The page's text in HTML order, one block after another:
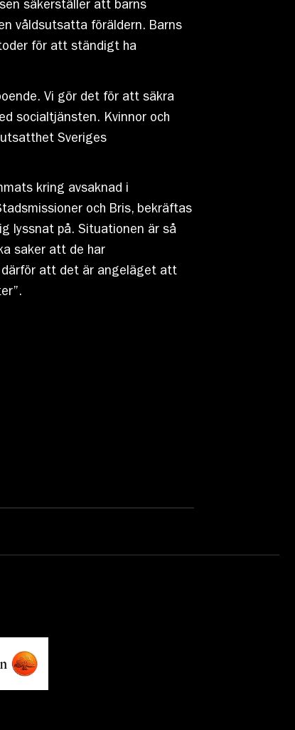
säkerställer att barns
våldsutsatta föräldern. Barns
för att ständigt ha
Vi gör det för att säkra
socialtjänsten. Kvinnor och
Sveriges
kring avsaknad i
och Bris, bekräftas
lyssnat på. Situationen är så
saker att de har
därför att det är angeläget att